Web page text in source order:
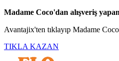
Madame Coco'dan alışveriş
Avantajix'ten tıklayıp Madame
TIKLA KAZAN